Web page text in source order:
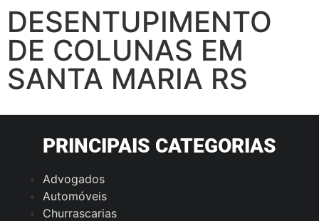
DESENTUPIMENTO
DE COLUNAS EM
SANTA MARIA RS
PRINCIPAIS CATEGORIAS
Advogados
Automóveis
Churrascarias